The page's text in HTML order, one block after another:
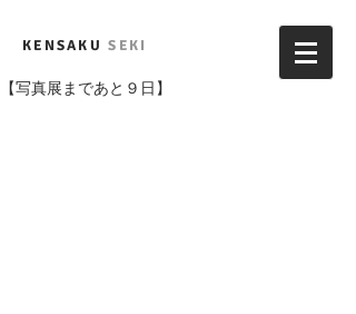
KENSAKUSEKI
【写真展まであと９日】